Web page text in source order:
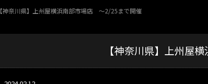
【神奈川県】上州屋横浜南部市場店 ～2/25まで開催
【神奈川県】上州屋